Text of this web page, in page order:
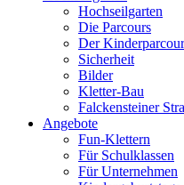
Hochseilgarten
Die Parcours
Der
Sicherheit
Bilder
Kletter-Bau
Falckensteiner
Angebote
Fun-Klettern
Für Schulklassen
Für Unternehmen